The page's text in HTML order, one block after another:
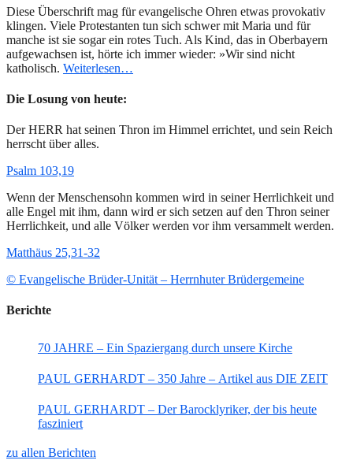
Diese Überschrift mag für evangelische Ohren etwas provokativ
klingen. Viele Protestanten tun sich schwer mit Maria und für
manche ist sie sogar ein rotes Tuch. Als Kind, das in Oberbayern
aufgewachsen ist, hörte ich immer wieder: »Wir sind nicht
katholisch. Weiterlesen…
Die Losung von heute:
Der HERR hat seinen Thron im Himmel errichtet, und sein Reich
herrscht über alles.
Psalm 103,19
Wenn der Menschensohn kommen wird in seiner Herrlichkeit und
alle Engel mit ihm, dann wird er sich setzen auf den Thron seiner
Herrlichkeit, und alle Völker werden vor ihm versammelt werden.
Matthäus 25,31-32
© Evangelische Brüder-Unität – Herrnhuter Brüdergemeine
Berichte
70 JAHRE – Ein Spaziergang durch unsere Kirche
PAUL GERHARDT – 350 Jahre – Artikel aus DIE ZEIT
PAUL GERHARDT – Der Barocklyriker, der bis heute
fasziniert
zu allen Berichten